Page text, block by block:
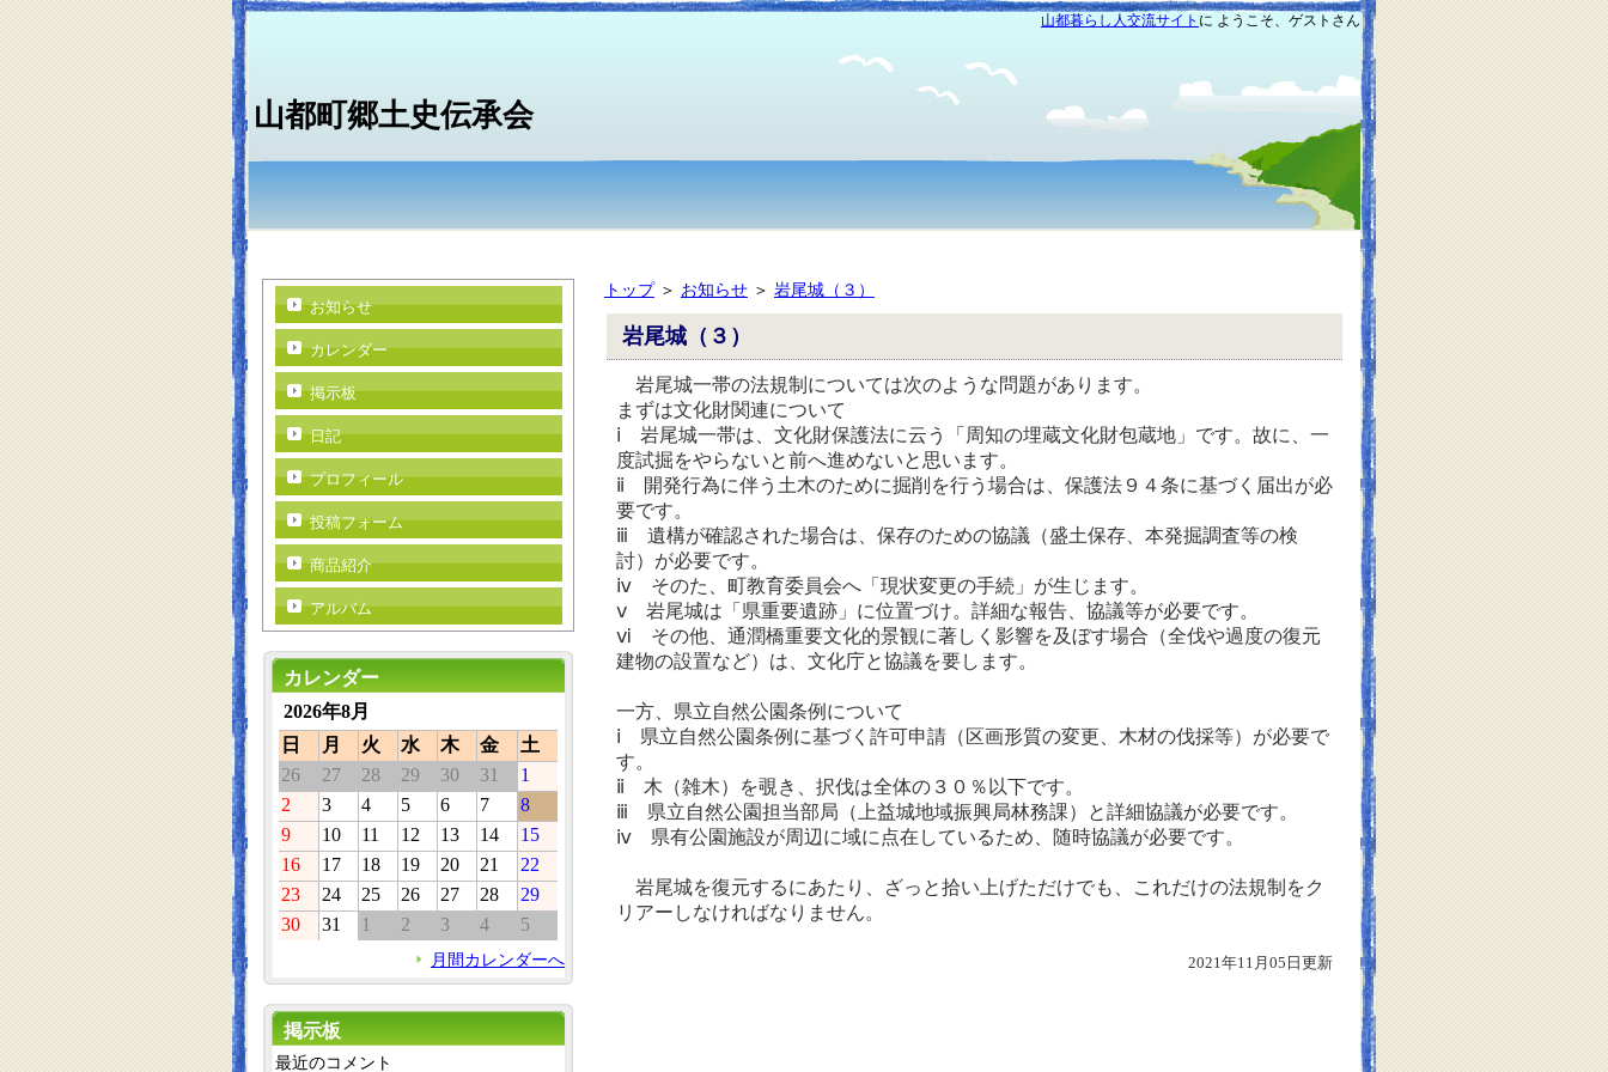
山都暮らし人交流サイト に ようこそ、ゲストさん
山都町郷土史伝承会
トップ＞ お知らせ＞ 岩尾城（３）
岩尾城（３）
岩尾城一帯の法規制については次のような問題があります。
まずは文化財関連について
ⅰ 岩尾城一帯は、文化財保護法に云う「周知の埋蔵文化財包蔵地」です。故に、一
度試掘をやらないと前へ進めないと思います。
ⅱ 開発行為に伴う土木のために掘削を行う場合は、保護法９４条に基づく届出が必
要です。
ⅲ 遺構が確認された場合は、保存のための協議（盛土保存、本発掘調査等の検
討）が必要です。
ⅳ そのた、町教育委員会へ「現状変更の手続」が生じます。
ⅴ 岩尾城は「県重要遺跡」に位置づけ。詳細な報告、協議等が必要です。
ⅵ その他、通潤橋重要文化的景観に著しく影響を及ぼす場合（全伐や過度の復元
建物の設置など）は、文化庁と協議を要します。
一方、県立自然公園条例について
ⅰ 県立自然公園条例に基づく許可申請（区画形質の変更、木材の伐採等）が必要で
す。
ⅱ 木（雑木）を覗き、択伐は全体の３０％以下です。
ⅲ 県立自然公園担当部局（上益城地域振興局林務課）と詳細協議が必要です。
ⅳ 県有公園施設が周辺に域に点在しているため、随時協議が必要です。
岩尾城を復元するにあたり、ざっと拾い上げただけでも、これだけの法規制をク
リアーしなければなりません。
2021年11月05日更新
お知らせ
カレンダー
掲示板
日記
プロフィール
投稿フォーム
商品紹介
アルバム
カレンダー
2026年8月
日
月 火 水 木 金
土
26
27 28 29 30 31
1
2
3 4 5 6 7
8
9
10 11 12 13 14
15
16
17 18 19 20 21
22
23
24 25 26 27 28
29
30
31 1 2 3 4 5
月間カレンダーへ
掲示板
最近のコメント